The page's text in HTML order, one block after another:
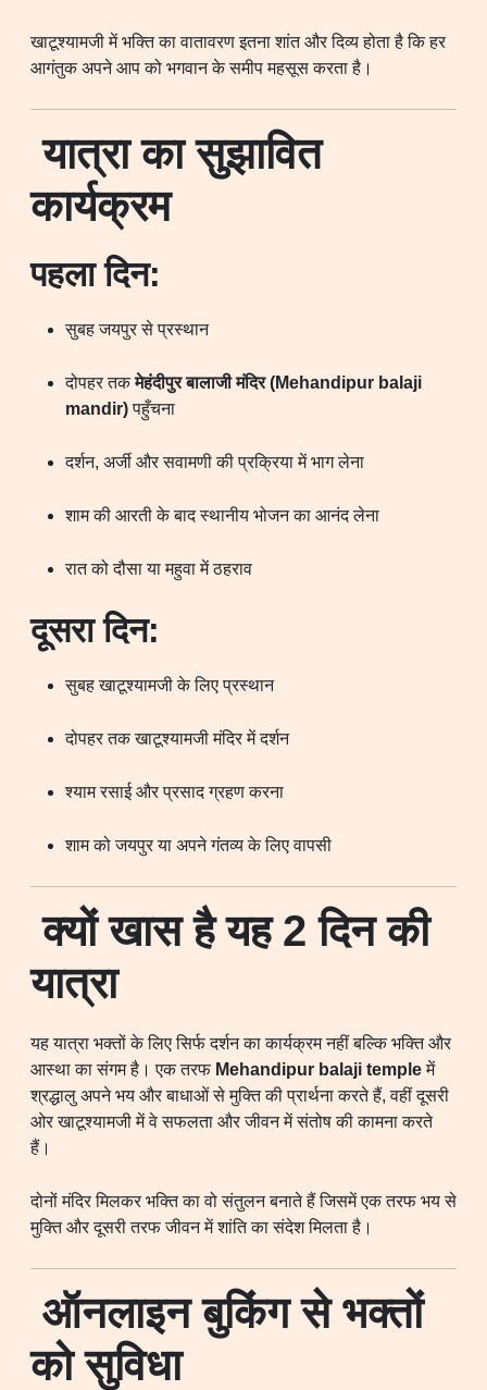
खाटूश्यामजी में भक्ति का वातावरण इतना शांत और दिव्य होता है कि हर
आगंतुक अपने आप को भगवान के समीप महसूस करता है।
यात्रा का सुझावित
कार्यक्रम
पहला दिन:
सुबह जयपुर से प्रस्थान
दोपहर तकमेहंदीपुर बालाजी मंदिर (Mehandipur balaji
mandir)पहुँचना
दर्शन, अर्जी और सवामणी की प्रक्रिया में भाग लेना
शाम की आरती के बाद स्थानीय भोजन का आनंद लेना
रात को दौसा या महुवा में ठहराव
दूसरा दिन:
सुबह खाटूश्यामजी के लिए प्रस्थान
दोपहर तक खाटूश्यामजी मंदिर में दर्शन
श्याम रसाई और प्रसाद ग्रहण करना
शाम को जयपुर या अपने गंतव्य के लिए वापसी
क्यों खास है यह 2 दिन की
यात्रा
यह यात्रा भक्तों के लिए सिर्फ दर्शन का कार्यक्रम नहीं बल्कि भक्ति और
आस्था का संगम है। एक तरफ Mehandipur balaji templeमें
श्रद्धालु अपने भय और बाधाओं से मुक्ति की प्रार्थना करते हैं, वहीं दूसरी
ओर खाटूश्यामजी में वे सफलता और जीवन में संतोष की कामना करते
हैं।
दोनों मंदिर मिलकर भक्ति का वो संतुलन बनाते हैं जिसमें एक तरफ भय से
मुक्ति और दूसरी तरफ जीवन में शांति का संदेश मिलता है।
ऑनलाइन बुकिंग से भक्तों
को सुविधा